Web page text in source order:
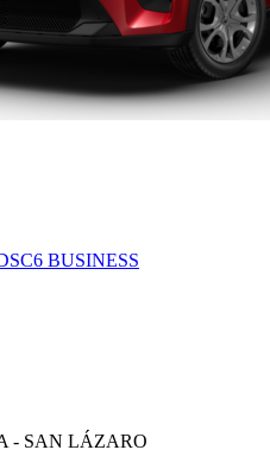
BUSINESS
- SAN LÁZARO